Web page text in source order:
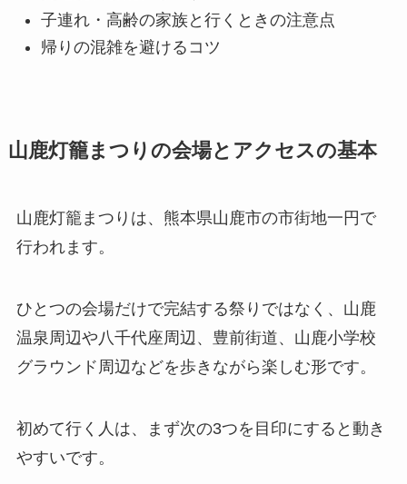
子連れ・高齢の家族と行くときの注意点
帰りの混雑を避けるコツ
山鹿灯籠まつりの会場とアクセスの基本
山鹿灯籠まつりは、熊本県山鹿市の市街地一円で
行われます。
ひとつの会場だけで完結する祭りではなく、山鹿
温泉周辺や八千代座周辺、豊前街道、山鹿小学校
グラウンド周辺などを歩きながら楽しむ形です。
初めて行く人は、まず次の3つを目印にすると動き
やすいです。